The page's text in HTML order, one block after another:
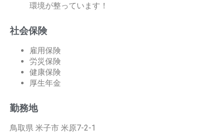
環境が整っています！
社会保険
雇用保険
労災保険
健康保険
厚生年金
勤務地
鳥取県 米子市 米原7-2-1